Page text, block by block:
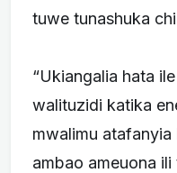
tuwe tunashuka
“Ukiangalia hata
walituzidi katika
mwalimu
ambao ameuona ili